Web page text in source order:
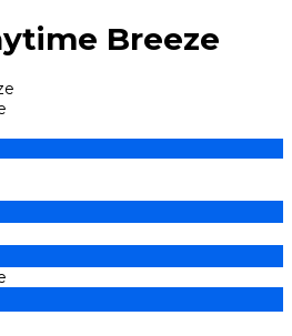
Breeze